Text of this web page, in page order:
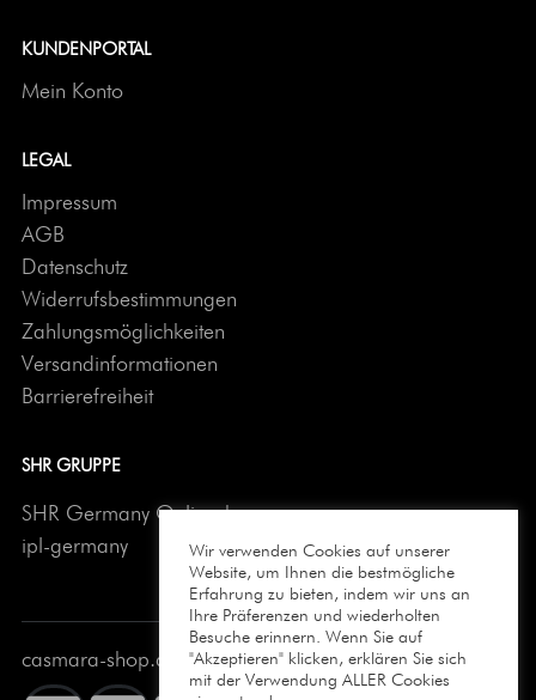
KUNDENPORTAL
Mein Konto
LEGAL
Impressum
AGB
Datenschutz
Widerrufsbestimmungen
Zahlungsmöglichkeiten
Versandinformationen
Barrierefreiheit
SHR GRUPPE
SHR Germany Onlineshop
ipl-germany
casmara-shop.de © 2026 All Rights Reserved
Wir verwenden Cookies auf unserer
Website, um Ihnen die bestmögliche
Erfahrung zu bieten, indem wir uns an
Ihre Präferenzen und wiederholten
Besuche erinnern. Wenn Sie auf
"Akzeptieren" klicken, erklären Sie sich
mit der Verwendung ALLER Cookies